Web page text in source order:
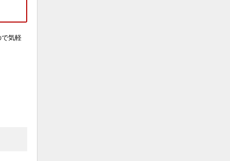
で気軽